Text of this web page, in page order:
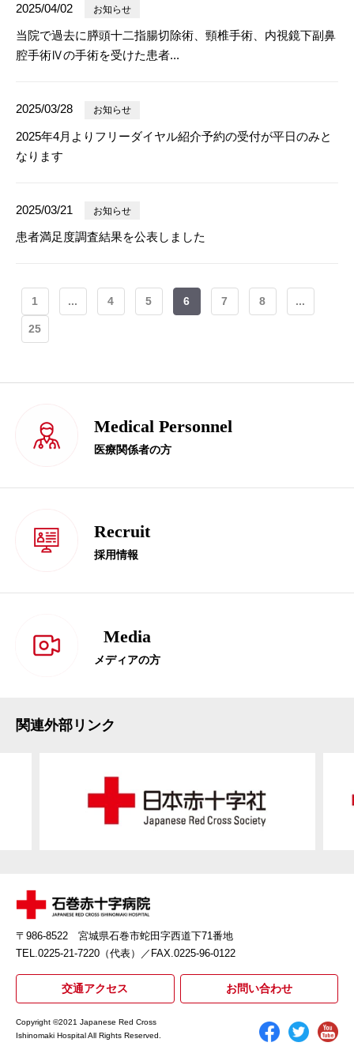
2025/04/02 お知らせ
当院で過去に膵頭十二指腸切除術、頸椎手術、内視鏡下副鼻
腔手術Ⅳの手術を受けた患者...
2025/03/28 お知らせ
2025年4月よりフリーダイヤル紹介予約の受付が平日のみと
なります
2025/03/21 お知らせ
患者満足度調査結果を公表しました
1 ... 4 5 6 7 8 ...
25
Medical Personnel
医療関係者の方
Recruit
採用情報
Media
メディアの方
関連外部リンク
〒986-8522 宮城県石巻市蛇田字西道下71番地
TEL.0225-21-7220（代表）
／FAX.0225-96-0122
交通アクセス お問い合わせ
Copyright ©2021 Japanese Red Cross
Ishinomaki Hospital All Rights Reserved.